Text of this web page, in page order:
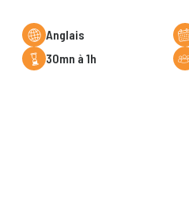
Anglais
30mn à 1h